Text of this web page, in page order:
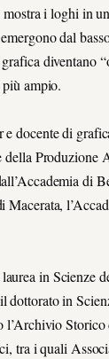
i loghi in
dal
diventano
ampio.
docente di
Produzione
di
Macerata,
in Scienze
dottorato in
l’Archivio
tra i quali